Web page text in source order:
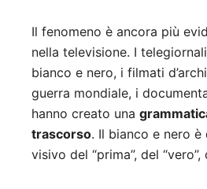
Il fenomeno è ancora più
nella televisione. I
bianco e nero, i filmati
guerra mondiale, i
hanno creato una
trascorso. Il bianco e nero
visivo del “prima”, del “vero”,